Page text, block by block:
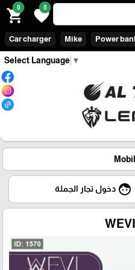
Select Language ▼
0
favorite
0
shopping_cart
Car charger Mike Power
face دخول تجار الجملة